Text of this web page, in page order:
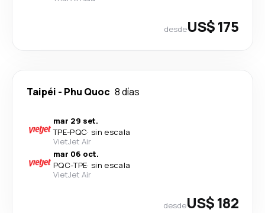
desdeUS$ 175
Taipéi - Phu Quoc 8 días
mar 29 set.
TPE-PQC· sin escala
VietJet Air
mar 06 oct.
PQC-TPE· sin escala
VietJet Air
desdeUS$ 182